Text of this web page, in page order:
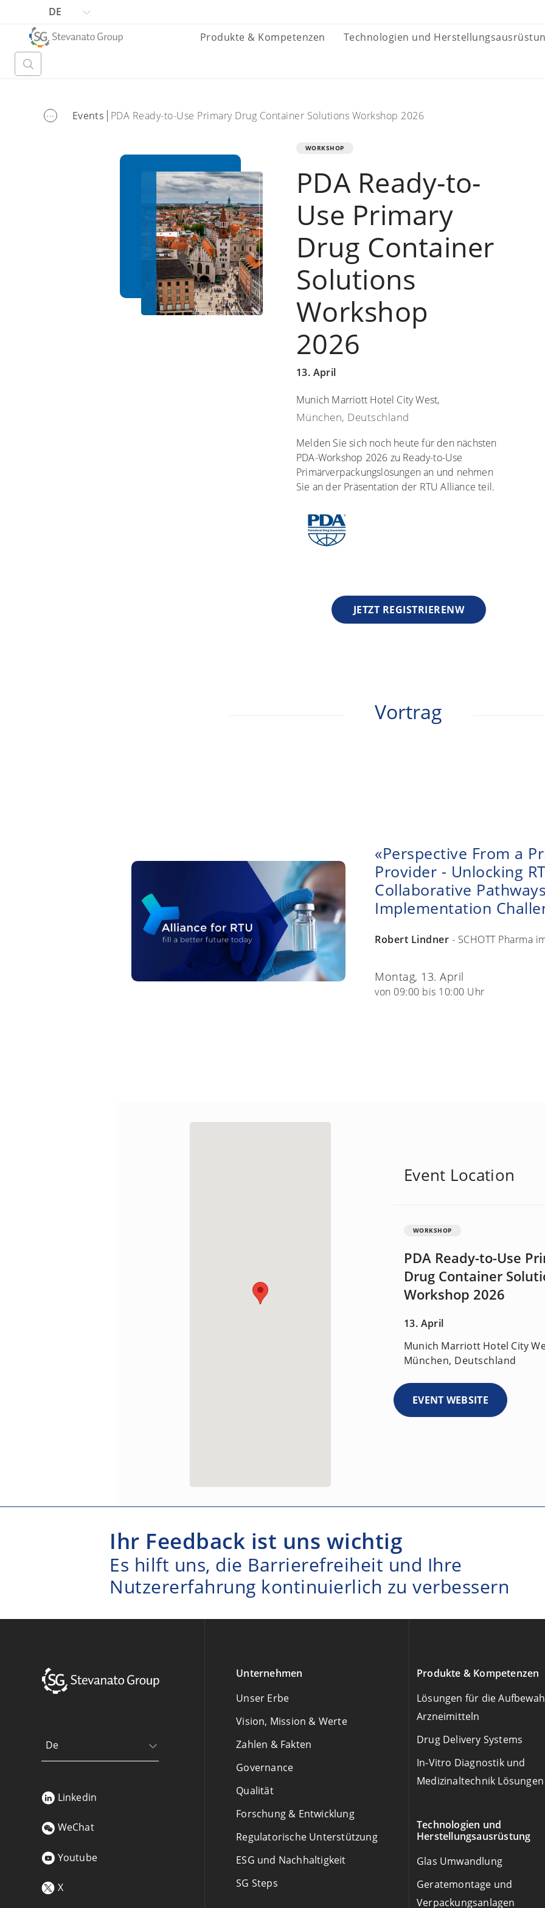
DE
Produkte & Kompetenzen
Technologien und
... Events PDA Ready-to-Use Primary Drug Container Solutions Workshop 2026
WORKSHOP
PDA Ready-to-
Use Primary
Drug Container
Solutions
Workshop
2026
13. April
Munich Marriott Hotel City West,
München, Deutschland
Melden Sie sich noch heute für den nächsten
PDA-Workshop 2026 zu Ready-to-Use
Primärverpackungslösungen an und nehmen
Sie an der Präsentation der RTU Alliance teil.
JETZT REGISTRIERENW
Vortrag
«Perspective From a
Provider - Unlocking
Collaborative
Implementation
Robert Lindner - SCHOTT Pharma
Montag, 13. April
von 09:00 bis 10:00 Uhr
Event Location
WORKSHOP
PDA Ready-to-Use
Drug Container
Workshop 2026
13. April
Munich Marriott Hotel City
München, Deutschland
EVENT WEBSITE
Ihr Feedback ist uns wichtig
Es hilft uns, die Barrierefreiheit und Ihre
Nutzererfahrung kontinuierlich zu verbessern
De
Linkedin
WeChat
Youtube
X
Unternehmen
Unser Erbe
Vision, Mission & Werte
Zahlen & Fakten
Governance
Qualität
Forschung & Entwicklung
Regulatorische Unterstützung
ESG und Nachhaltigkeit
SG Steps
Produkte & Kompetenzen
Lösungen für die
Arzneimitteln
Drug Delivery Systems
In-Vitro Diagnostik und
Medizinaltechnik Lösungen
Technologien und
Herstellungsausrüstung
Glas Umwandlung
Geratemontage und
Verpackungsanlagen